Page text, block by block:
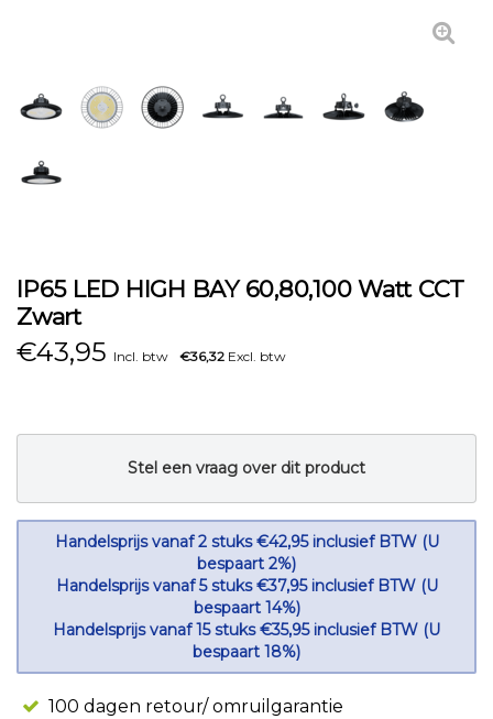
IP65 LED HIGH BAY 60,80,100 Watt CCT
Zwart
€43,95 Incl. btw €36,32 Excl. btw
Stel een vraag over dit product
Handelsprijs vanaf 2 stuks €42,95 inclusief BTW (U
bespaart 2%)
Handelsprijs vanaf 5 stuks €37,95 inclusief BTW (U
bespaart 14%)
Handelsprijs vanaf 15 stuks €35,95 inclusief BTW (U
bespaart 18%)
100 dagen retour/ omruilgarantie